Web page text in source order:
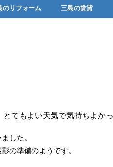
のリフォーム 三島の賃貸
てもよい天気で気持ちよかっ
した。
の準備のようです。